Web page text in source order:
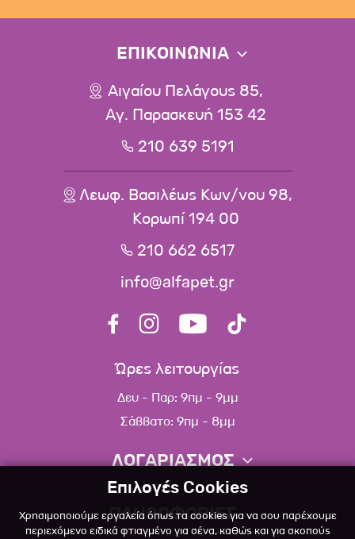
ΕΠΙΚΟΙΝΩΝΙΑ
Αιγαίου Πελάγους 85,
Αγ. Παρασκευή 153 42
210 639 5191
Λεωφ. Βασιλέως Κων/νου 98,
Κορωπί 194 00
210 662 6517
info@alfapet.gr
Ώρες λειτουργίας
Δευ - Παρ: 9πμ - 9μμ
Σάββατο: 9πμ - 8μμ
ΛΟΓΑΡΙΑΣΜΟΣ
Πληροφορίες λογαριασμού
Λίστα αγαπημένων
ΠΛΗΡΟΦΟΡΙΕΣ
Επιλογές Cookies
Χρησιμοποιούμε εργαλεία όπως τα cookies για να σου παρέχουμε
περιεχόμενο ειδικά φτιαγμένο για σένα, καθώς και για σκοπούς